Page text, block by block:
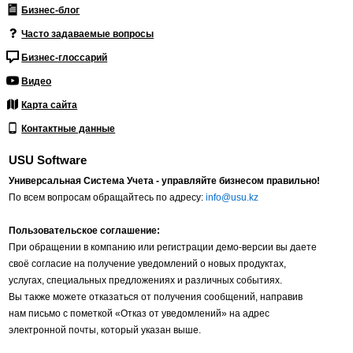
Бизнес-блог
Часто задаваемые вопросы
Бизнес-глоссарий
Видео
Карта сайта
Контактные данные
USU Software
Универсальная Система Учета - управляйте бизнесом правильно!
По всем вопросам обращайтесь по адресу:info@usu.kz
Пользовательское соглашение:
При обращении в компанию или регистрации демо-версии вы даете
своё согласие на получение уведомлений о новых продуктах,
услугах, специальных предложениях и различных событиях.
Вы также можете отказаться от получения сообщений, направив
нам письмо с пометкой «Отказ от уведомлений» на адрес
электронной почты, который указан выше.